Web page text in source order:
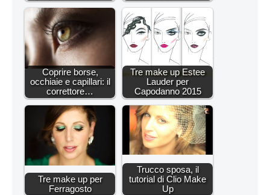
Coprire borse,
occhiaie e capillari: il
correttore…
Tre make up Estee
Lauder per
Capodanno 2015
Tre make up per
Ferragosto
Trucco sposa, il
tutorial di Clio Make
Up